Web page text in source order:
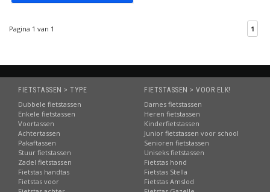
Pagina 1 van 1 1
FIETSTASSEN > TYPE
Dubbele fietstassen
Enkele fietstassen
Voortassen
Achtertassen
Pakaftassen
Stuur fietstassen
Zadel fietstassen
Fietstas handtas
Fietstas voor
FIETSTASSEN > VOOR ELK!
Dames fietstassen
Heren fietstassen
Kinderfietstassen
Junior fietstassen voor school
Senioren fietstassen
Uniseks fietstassen
Fietstas hond
Fietstas Stella
Fietstas Amslod